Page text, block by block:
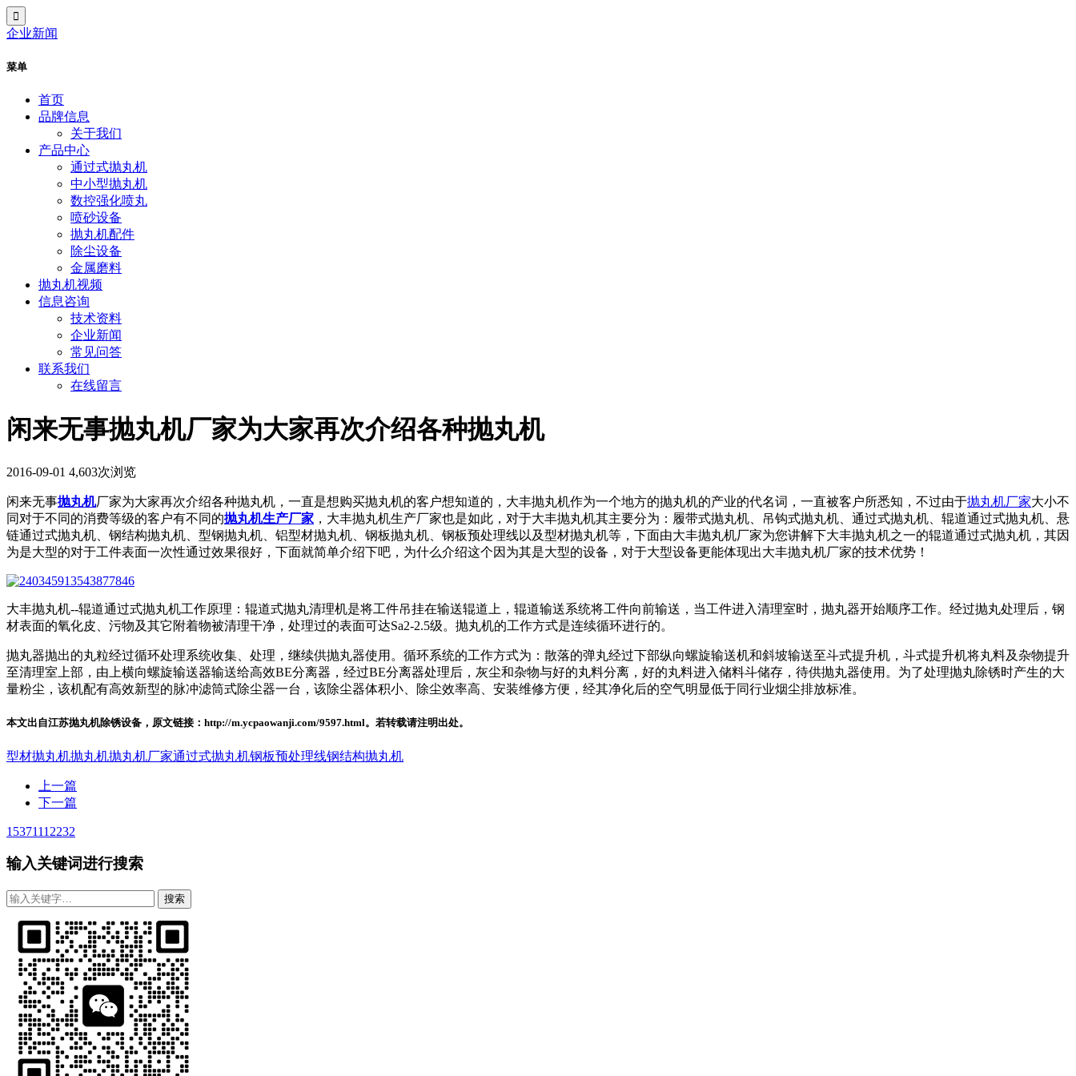
企业新闻
菜单
首页
品牌信息
关于我们
产品中心
通过式抛丸机
中小型抛丸机
数控强化喷丸
喷砂设备
抛丸机配件
除尘设备
金属磨料
抛丸机视频
信息咨询
技术资料
企业新闻
常见问答
联系我们
在线留言
闲来无事抛丸机厂家为大家再次介绍各种抛丸机
2016-09-01 4,603次浏览
闲来无事抛丸机厂家为大家再次介绍各种抛丸机，一直是想购买抛丸机的客户想知道的，大丰抛丸机作为一个地方的抛丸机的产业的代名词，一直被客户所悉知，不过由于抛丸机厂家大小不
同对于不同的消费等级的客户有不同的抛丸机生产厂家 ，大丰抛丸机生产厂家也是如此，对于大丰抛丸机其主要分为：履带式抛丸机、吊钩式抛丸机、通过式抛丸机、辊道通过式抛丸机、悬
链通过式抛丸机、钢结构抛丸机、型钢抛丸机、铝型材抛丸机、钢板抛丸机、钢板预处理线以及型材抛丸机等，下面由大丰抛丸机厂家为您讲解下大丰抛丸机之一的辊道通过式抛丸机，其因
为是大型的对于工件表面一次性通过效果很好，下面就简单介绍下吧，为什么介绍这个因为其是大型的设备，对于大型设备更能体现出大丰抛丸机厂家的技术优势！
大丰抛丸机--辊道通过式抛丸机工作原理：辊道式抛丸清理机是将工件吊挂在输送辊道上，辊道输送系统将工件向前输送，当工件进入清理室时，抛丸器开始顺序工作。经过抛丸处理后，钢
材表面的氧化皮、污物及其它附着物被清理干净，处理过的表面可达Sa2-2.5级。抛丸机的工作方式是连续循环进行的。
抛丸器抛出的丸粒经过循环处理系统收集、处理，继续供抛丸器使用。循环系统的工作方式为：散落的弹丸经过下部纵向螺旋输送机和斜坡输送至斗式提升机，斗式提升机将丸料及杂物提升
至清理室上部，由上横向螺旋输送器输送给高效BE分离器，经过BE分离器处理后，灰尘和杂物与好的丸料分离，好的丸料进入储料斗储存，待供抛丸器使用。为了处理抛丸除锈时产生的大
量粉尘，该机配有高效新型的脉冲滤筒式除尘器一台，该除尘器体积小、除尘效率高、安装维修方便，经其净化后的空气明显低于同行业烟尘排放标准。
本文出自江苏抛丸机除锈设备，原文链接：http://m.ycpaowanji.com/9597.html。若转载请注明出处。
型材抛丸机抛丸机抛丸机厂家通过式抛丸机钢板预处理线钢结构抛丸机
上一篇
下一篇
15371112232
输入关键词进行搜索